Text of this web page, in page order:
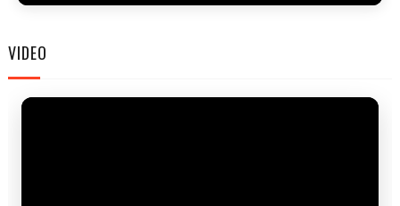
VIDEO